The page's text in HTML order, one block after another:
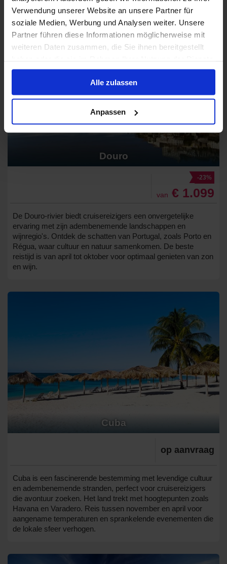
Verwendung unserer Website an unsere Partner für
soziale Medien, Werbung und Analysen weiter. Unsere
Partner führen diese Informationen möglicherweise mit
weiteren Daten zusammen, die Sie ihnen bereitgestellt
gesammelt haben.
Alle zulassen
Anpassen
Douro
-23%
van € 1.099
De Douro-rivier biedt cruisereizigers een onvergetelijke
ervaring met zijn adembenemende landschappen en
wijnregio's. Ontdek de schatten van Portugal, zoals Porto en
Régua, waar cultuur en natuur samenkomen. De beste
reistijd is van april tot oktober voor optimaal genieten van zon
en wijn.
Cuba
op aanvraag
Cuba is een fascinerende bestemming met levendige cultuur
en adembenemende stranden, perfect voor cruisereizigers
die avontuur zoeken. Het land trekt met hoogtepunten zoals
Havana en Varadero. Reis tussen november en april voor
aangename temperaturen en sprankelende evenementen die
de lokale sfeer verhogen.